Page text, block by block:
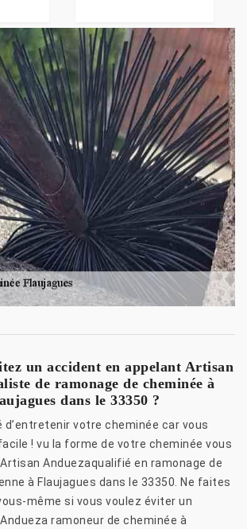
un accident en appelant Artisan
de ramonage de cheminée à
dans le 33350 ?
d’entretenir votre cheminée car vous
! vu la forme de votre cheminée vous
Anduezaqualifié en ramonage de
à Flaujagues dans le 33350. Ne faites
même si vous voulez éviter un
ramoneur de cheminée à